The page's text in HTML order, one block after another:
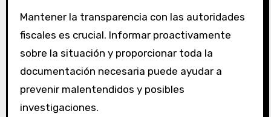
Mantener la transparencia con las autoridades
fiscales es crucial. Informar proactivamente
sobre la situación y proporcionar toda la
documentación necesaria puede ayudar a
prevenir malentendidos y posibles
investigaciones.